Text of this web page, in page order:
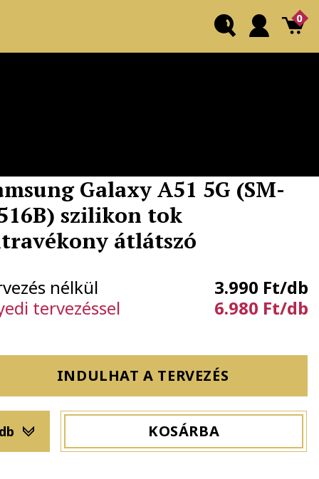
0
Galaxy A51 5G (SM-
szilikon tok
átlátszó
nélkül
3.990 Ft/db
tervezéssel
6.980 Ft/db
INDULHAT A TERVEZÉS
KOSÁRBA